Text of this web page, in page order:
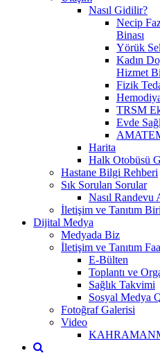
Nasıl Gidilir?
Necip
Binası
Yörük
Kadın
Hizmet
Fizik
TRSM
Evde
Harita
Halk Otobüsü
Hastane Bilgi Rehberi
Sık Sorulan Sorular
Nasıl Randevu
İletişim ve Tanıtım
Dijital Medya
Medyada Biz
İletişim ve Tanıtım
E-Bülten
Toplantı ve
Sağlık Takvimi
Sosyal Medya
Fotoğraf Galerisi
Video